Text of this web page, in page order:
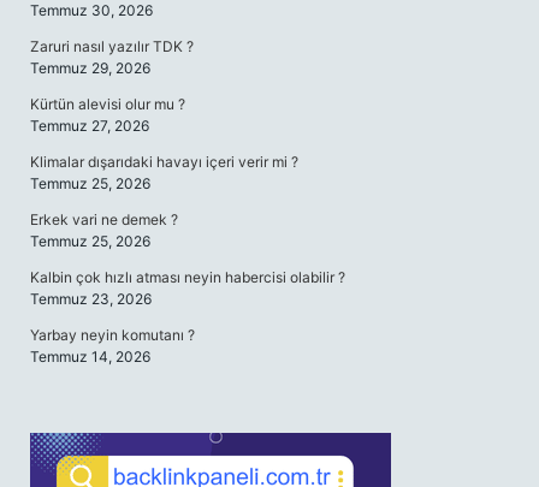
Temmuz 30, 2026
Zaruri nasıl yazılır TDK ?
Temmuz 29, 2026
Kürtün alevisi olur mu ?
Temmuz 27, 2026
Klimalar dışarıdaki havayı içeri verir mi ?
Temmuz 25, 2026
Erkek vari ne demek ?
Temmuz 25, 2026
Kalbin çok hızlı atması neyin habercisi olabilir ?
Temmuz 23, 2026
Yarbay neyin komutanı ?
Temmuz 14, 2026